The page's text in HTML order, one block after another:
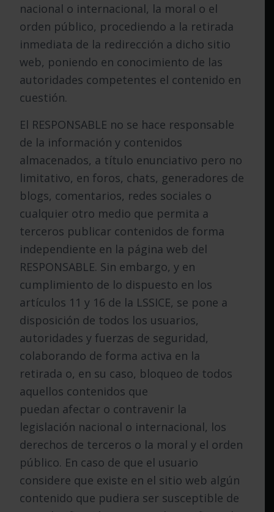
nacional o internacional, la moral o el
orden público, procediendo a la retirada
inmediata de la redirección a dicho sitio
web, poniendo en conocimiento de las
autoridades competentes el contenido en
cuestión.
El RESPONSABLE no se hace responsable
de la información y contenidos
almacenados, a título enunciativo pero no
limitativo, en foros, chats, generadores de
blogs, comentarios, redes sociales o
cualquier otro medio que permita a
terceros publicar contenidos de forma
independiente en la página web del
RESPONSABLE. Sin embargo, y en
cumplimiento de lo dispuesto en los
artículos 11 y 16 de la LSSICE, se pone a
disposición de todos los usuarios,
autoridades y fuerzas de seguridad,
colaborando de forma activa en la
retirada o, en su caso, bloqueo de todos
aquellos contenidos que
puedan afectar o contravenir la
legislación nacional o internacional, los
derechos de terceros o la moral y el orden
público. En caso de que el usuario
considere que existe en el sitio web algún
contenido que pudiera ser susceptible de